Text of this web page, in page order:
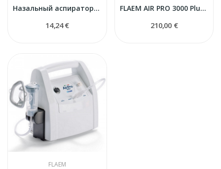
Назальный аспиратор Flaem
14,24 €
FLAEM AIR PRO 3000 Pluss ингалятор...
210,00 €
FLAEM